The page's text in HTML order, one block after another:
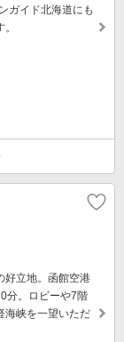
ガイド北海道にも
好立地。函館空港
分。ロビーや7階
海峡を一望いただ